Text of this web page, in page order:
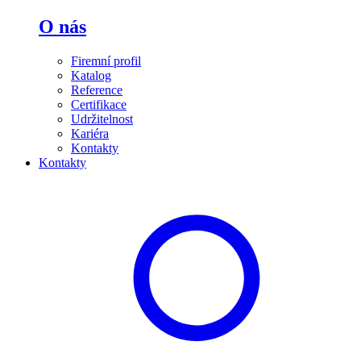
O nás
Firemní profil
Katalog
Reference
Certifikace
Udržitelnost
Kariéra
Kontakty
Kontakty